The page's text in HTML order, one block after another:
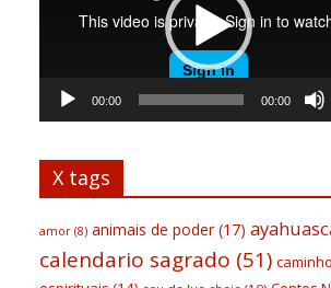
00:00 00:00
X tags
amor (8) animais de poder(17)
calendario sagrado (51)